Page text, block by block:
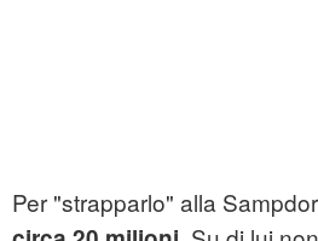
Per "strapparlo" alla